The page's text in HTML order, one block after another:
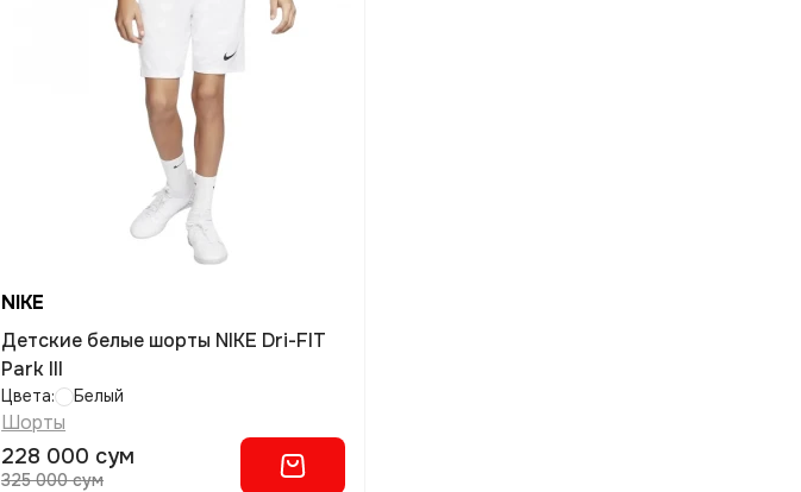
NIKE
Детские белые шорты NIKE Dri-FIT
Park III
Цвета: Белый
Шорты
228 000 сум
325 000 сум